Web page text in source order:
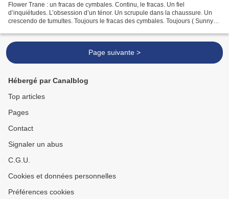
Flower Trane : un fracas de cymbales. Continu, le fracas. Un fiel
d’inquiétudes. L’obsession d’un ténor. Un scrupule dans la chaussure. Un
crescendo de tumultes. Toujours le fracas des cymbales. Toujours ( Sunny
Page suivante >
Hébergé par Canalblog
Top articles
Pages
Contact
Signaler un abus
C.G.U.
Cookies et données personnelles
Préférences cookies